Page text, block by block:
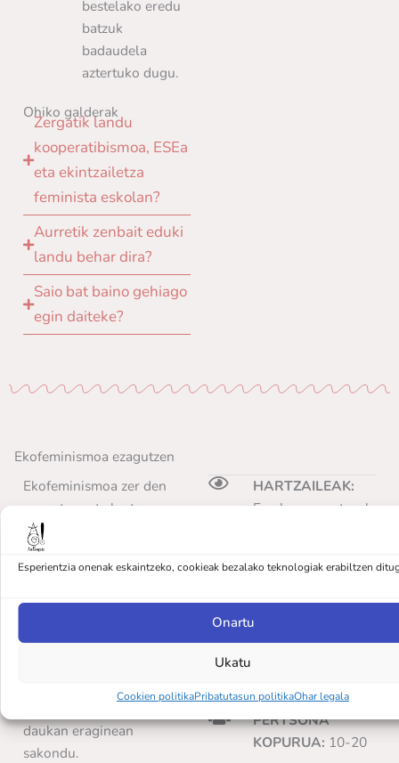
Esperientzia onenak eskaintzeko, cookieak bezalako teknologiak erabiltzen
Onartu
Ukatu
Cookien politikaPribatutasun politikaOhar legala
bestelako eredu
batzuk
badaudela
aztertuko dugu.
Ohiko galderak
Zergatik landu
kooperatibismoa, ESEa
eta ekintzailetza
feminista eskolan?
Aurretik zenbait eduki
landu behar dira?
Saio bat baino gehiago
egin daiteke?
Ekofeminismoa ezagutzen
Ekofeminismoa zer den
ezagutzea eta lantzea,
ezinbestekoa da gaur
egungo gure mundu
ikuskera aztertzeko.
modu teoriko-praktikoan
egunerokotasunean
daukan eraginean
sakondu.
HARTZAILEAK:
Emakumeen etxeak,
eragile)
PERTSONA
KOPURUA: 10-20